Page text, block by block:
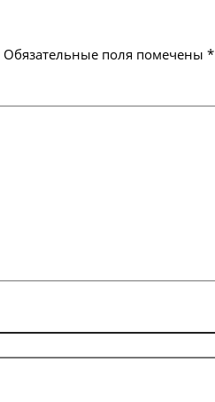
Обязательные поля помечены*